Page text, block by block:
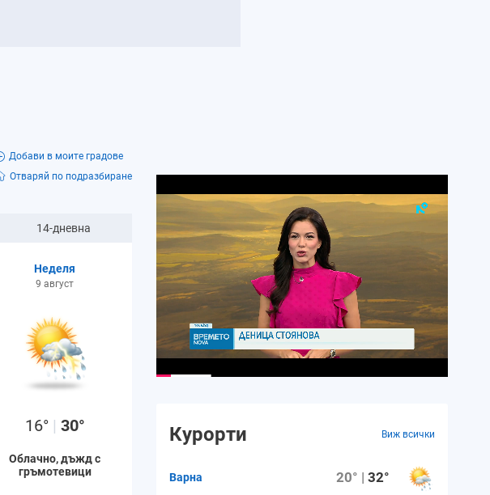
Добави в моите градове
Отваряй по подразбиране
14-дневна
Неделя
9 август
16° | 30°
Облачно, дъжд с
гръмотевици
Курорти Виж всички
Варна 20° |32°